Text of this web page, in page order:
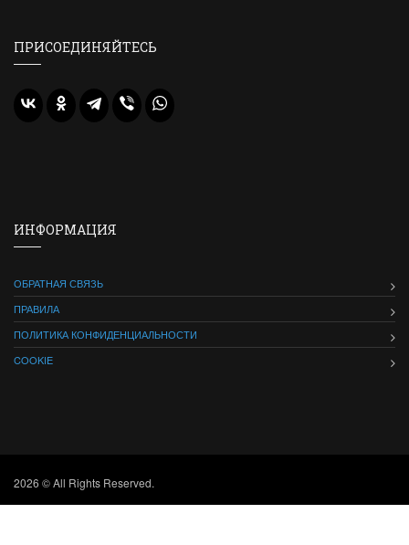
ПРИСОЕДИНЯЙТЕСЬ
ИНФОРМАЦИЯ
ОБРАТНАЯ СВЯЗЬ
ПРАВИЛА
ПОЛИТИКА КОНФИДЕНЦИАЛЬНОСТИ
COOKIE
2026 © All Rights Reserved.